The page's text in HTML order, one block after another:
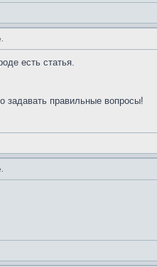
есть статья.
задавать правильные вопросы!